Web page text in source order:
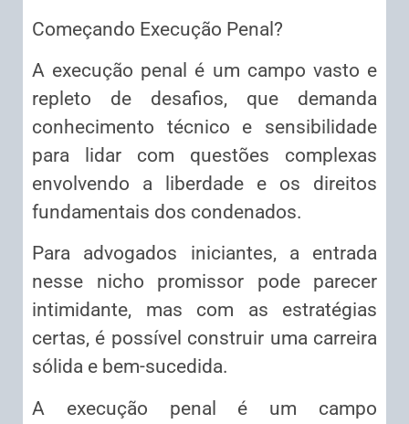
Começando Execução Penal?
A execução penal é um campo vasto e
repleto de desafios, que demanda
conhecimento técnico e sensibilidade
para lidar com questões complexas
envolvendo a liberdade e os direitos
fundamentais dos condenados.
Para advogados iniciantes, a entrada
nesse nicho promissor pode parecer
intimidante, mas com as estratégias
certas, é possível construir uma carreira
sólida e bem-sucedida.
A execução penal é um campo